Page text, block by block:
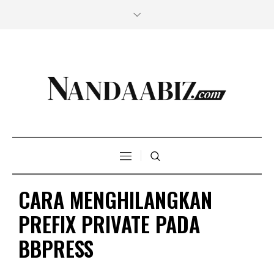
CARA MENGHILANGKAN
PREFIX PRIVATE PADA
BBPRESS